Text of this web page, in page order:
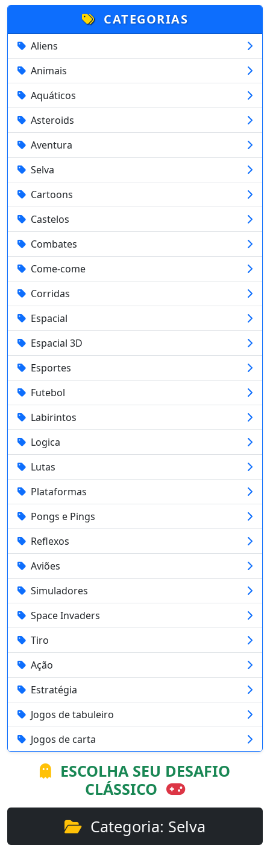
CATEGORIAS
Aliens
Animais
Aquáticos
Asteroids
Aventura
Selva
Cartoons
Castelos
Combates
Come-come
Corridas
Espacial
Espacial 3D
Esportes
Futebol
Labirintos
Logica
Lutas
Plataformas
Pongs e Pings
Reflexos
Aviões
Simuladores
Space Invaders
Tiro
Ação
Estratégia
Jogos de tabuleiro
Jogos de carta
ESCOLHA SEU DESAFIO
CLÁSSICO
Categoria: Selva